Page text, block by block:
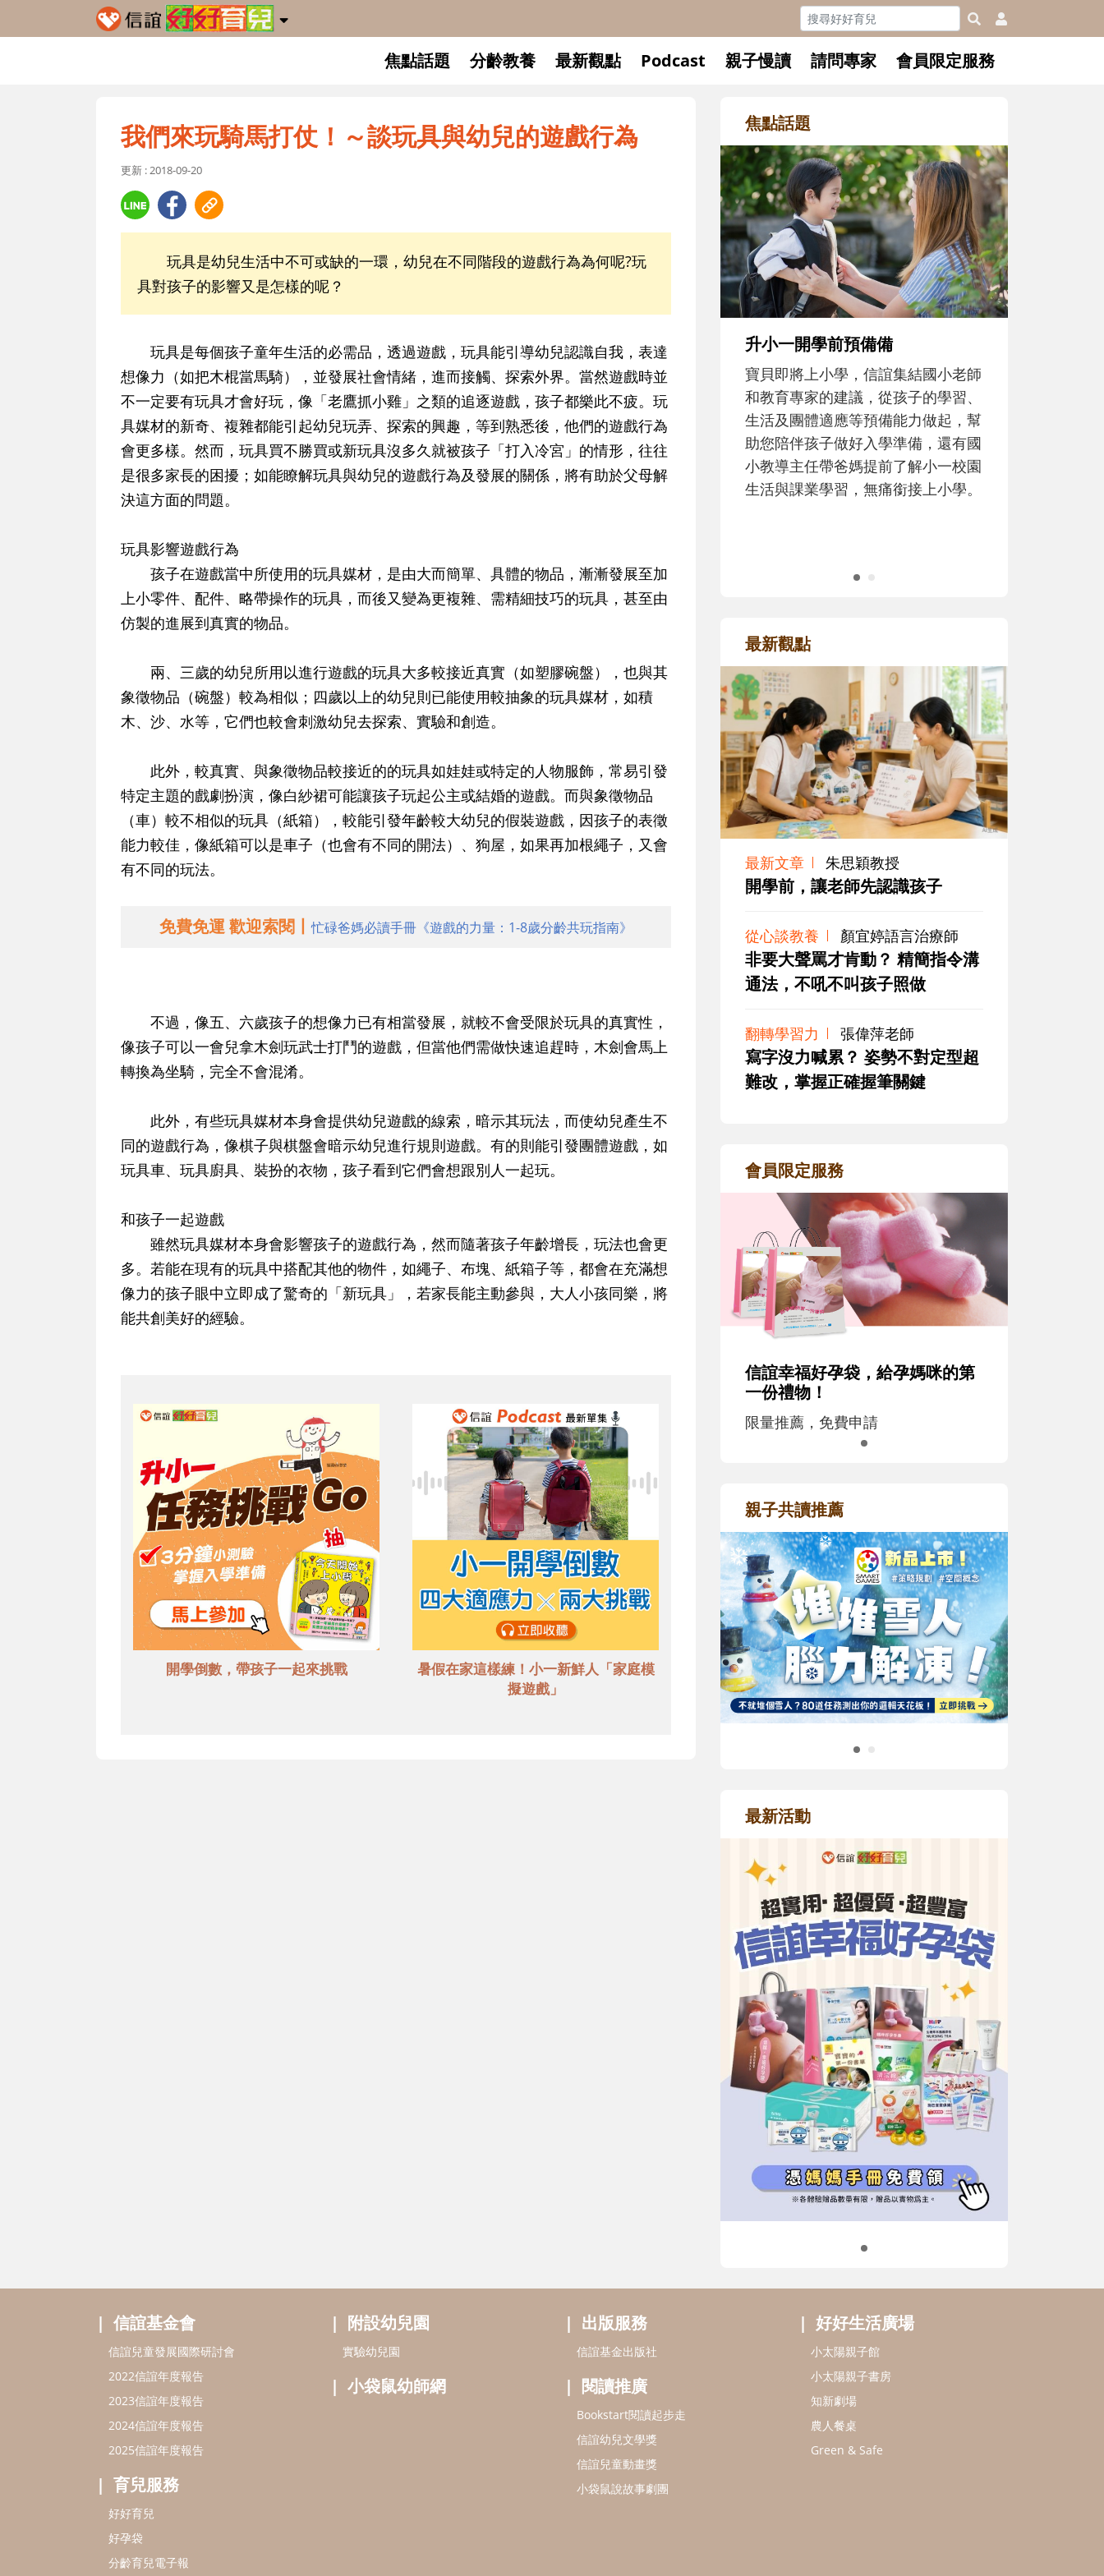
焦點話題 分齡教養 最新觀點 Podcast 親子慢讀 請問專家 會員限定服務
我們來玩騎馬打仗！～談玩具與幼兒的遊戲行為
更新 : 2018-09-20
玩具是幼兒生活中不可或缺的一環，幼兒在不同階段的遊戲行為為何呢?玩
具對孩子的影響又是怎樣的呢？
玩具是每個孩子童年生活的必需品，透過遊戲，玩具能引導幼兒認識自我，表達
想像力（如把木棍當馬騎），並發展社會情緒，進而接觸、探索外界。當然遊戲時並
不一定要有玩具才會好玩，像「老鷹抓小雞」之類的追逐遊戲，孩子都樂此不疲。玩
具媒材的新奇、複雜都能引起幼兒玩弄、探索的興趣，等到熟悉後，他們的遊戲行為
會更多樣。然而，玩具買不勝買或新玩具沒多久就被孩子「打入冷宮」的情形，往往
是很多家長的困擾；如能瞭解玩具與幼兒的遊戲行為及發展的關係，將有助於父母解
決這方面的問題。
玩具影響遊戲行為
孩子在遊戲當中所使用的玩具媒材，是由大而簡單、具體的物品，漸漸發展至加
上小零件、配件、略帶操作的玩具，而後又變為更複雜、需精細技巧的玩具，甚至由
仿製的進展到真實的物品。
兩、三歲的幼兒所用以進行遊戲的玩具大多較接近真實（如塑膠碗盤），也與其
象徵物品（碗盤）較為相似；四歲以上的幼兒則已能使用較抽象的玩具媒材，如積
木、沙、水等，它們也較會刺激幼兒去探索、實驗和創造。
此外，較真實、與象徵物品較接近的的玩具如娃娃或特定的人物服飾，常易引發
特定主題的戲劇扮演，像白紗裙可能讓孩子玩起公主或結婚的遊戲。而與象徵物品
（車）較不相似的玩具（紙箱），較能引發年齡較大幼兒的假裝遊戲，因孩子的表徵
能力較佳，像紙箱可以是車子（也會有不同的開法）、狗屋，如果再加根繩子，又會
有不同的玩法。
免費免運 歡迎索閱丨忙碌爸媽必讀手冊《遊戲的力量：1-8歲分齡共玩指南》
不過，像五、六歲孩子的想像力已有相當發展，就較不會受限於玩具的真實性，
像孩子可以一會兒拿木劍玩武士打鬥的遊戲，但當他們需做快速追趕時，木劍會馬上
轉換為坐騎，完全不會混淆。
此外，有些玩具媒材本身會提供幼兒遊戲的線索，暗示其玩法，而使幼兒產生不
同的遊戲行為，像棋子與棋盤會暗示幼兒進行規則遊戲。有的則能引發團體遊戲，如
玩具車、玩具廚具、裝扮的衣物，孩子看到它們會想跟別人一起玩。
和孩子一起遊戲
雖然玩具媒材本身會影響孩子的遊戲行為，然而隨著孩子年齡增長，玩法也會更
多。若能在現有的玩具中搭配其他的物件，如繩子、布塊、紙箱子等，都會在充滿想
像力的孩子眼中立即成了驚奇的「新玩具」，若家長能主動參與，大人小孩同樂，將
能共創美好的經驗。
開學倒數，帶孩子一起來挑戰
暑假在家這樣練！小一新鮮人「家庭模
擬遊戲」
焦點話題
升小一開學前預備備
寶貝即將上小學，信誼集結國小老師
和教育專家的建議，從孩子的學習、
生活及團體適應等預備能力做起，幫
助您陪伴孩子做好入學準備，還有國
小教導主任帶爸媽提前了解小一校園
生活與課業學習，無痛銜接上小學。
最新觀點
最新文章 朱思穎教授
開學前，讓老師先認識孩子
從心談教養 顏宜婷語言治療師
非要大聲罵才肯動？ 精簡指令溝
通法，不吼不叫孩子照做
翻轉學習力 張偉萍老師
寫字沒力喊累？ 姿勢不對定型超
難改，掌握正確握筆關鍵
會員限定服務
信誼幸福好孕袋，給孕媽咪的第
一份禮物！
限量推薦，免費申請
親子共讀推薦
最新活動
信誼基金會
信誼兒童發展國際研討會
2022信誼年度報告
2023信誼年度報告
2024信誼年度報告
2025信誼年度報告
育兒服務
好好育兒
好孕袋
分齡育兒電子報
附設幼兒園
實驗幼兒園
小袋鼠幼師網
出版服務
信誼基金出版社
閱讀推廣
Bookstart閱讀起步走
信誼幼兒文學獎
信誼兒童動畫獎
小袋鼠說故事劇團
好好生活廣場
小太陽親子館
小太陽親子書房
知新劇場
農人餐桌
Green & Safe